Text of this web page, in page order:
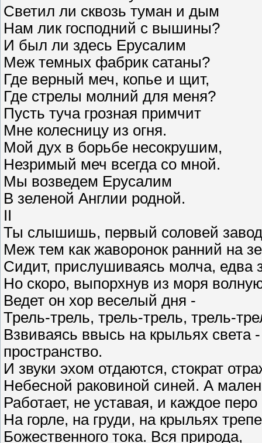
Светил ли сквозь туман и дым
Нам лик господний с вышины?
И был ли здесь Ерусалим
Меж темных фабрик сатаны?
Где верный меч, копье и щит,
Где стрелы молний для меня?
Пусть туча грозная примчит
Мне колесницу из огня.
Мой дух в борьбе несокрушим,
Незримый меч всегда со мной.
Мы возведем Ерусалим
В зеленой Англии родной.
II
Ты слышишь, первый соловей
Меж тем как жаворонок ранний на
Сидит, прислушиваясь молча, едва
Но скоро, выпорхнув из моря
Ведет он хор веселый дня -
Трель-трель, трель-трель, трель-
Взвиваясь ввысь на крыльях света
пространство.
И звуки эхом отдаются, стократ
Небесной раковиной синей. А
Работает, не уставая, и каждое перо
На горле, на груди, на крыльях
Божественного тока. Вся природа,